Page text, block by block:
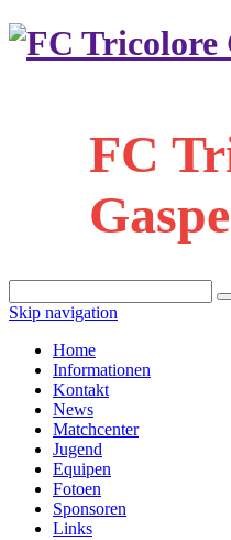
FC
Skip navigation
Home
Informationen
Kontakt
News
Matchcenter
Jugend
Equipen
Fotoen
Sponsoren
Links